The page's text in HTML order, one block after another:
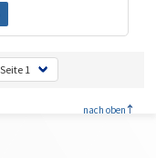
nach oben